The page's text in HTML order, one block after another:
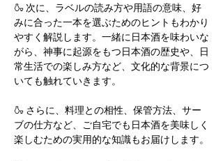
🍶 次に、ラベルの読み方や用語の意味、好
みに合った一本を選ぶためのヒントもわかり
やすく解説します。一緒に日本酒を味わいな
がら、神事に起源をもつ日本酒の歴史や、日
常生活での楽しみ方など、文化的な背景につ
いても触れていきます。
🍶 さらに、料理との相性、保管方法、サー
ブの仕方など、ご自宅でも日本酒を美味しく
楽しむための実用的な知識もお届けします。